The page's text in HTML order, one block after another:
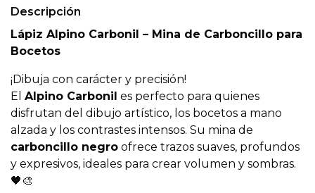
Descripción
Lápiz Alpino Carbonil – Mina de Carboncillo para
Bocetos
¡Dibuja con carácter y precisión!
El Alpino Carbonil es perfecto para quienes
disfrutan del dibujo artístico, los bocetos a mano
alzada y los contrastes intensos. Su mina de
carboncillo negro ofrece trazos suaves, profundos
y expresivos, ideales para crear volumen y sombras.
🖤🎨